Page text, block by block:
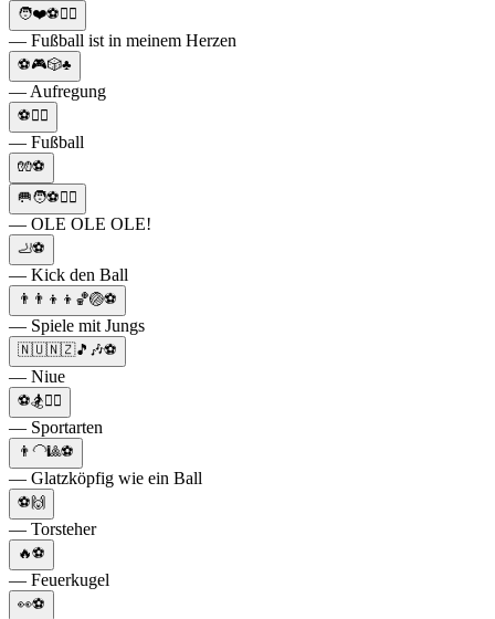
🧑❤️⚽🏃‍♂️
— Fußball ist in meinem Herzen
⚽🎮🎲♣
— Aufregung
⚽🚶‍♂️
— Fußball
🧤⚽
🥅🧑⚽🚶‍♂️
— OLE OLE OLE!
🦶⚽
— Kick den Ball
👨‍👨‍👦‍👦🏀🏐⚽
— Spiele mit Jungs
🇳🇺🇳🇿🎵🎶⚽
— Niue
⚽🏂🚴‍♀️
— Sportarten
👨‍🦲🎱⚽
— Glatzköpfig wie ein Ball
⚽🙌
— Torsteher
🔥⚽
— Feuerkugel
👀⚽